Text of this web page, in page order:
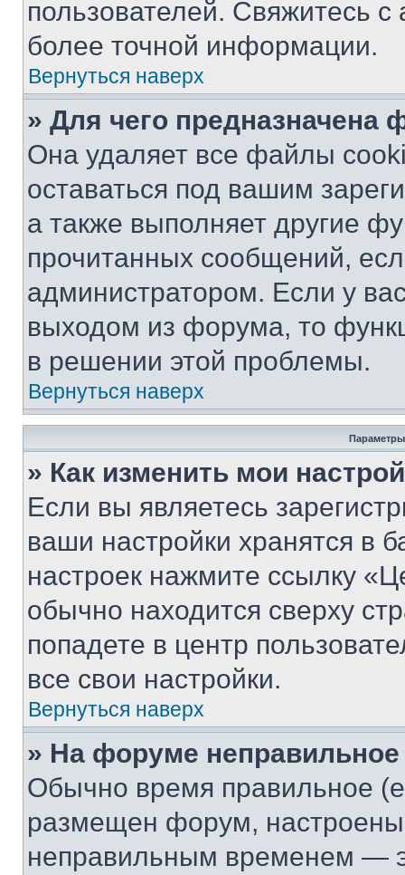
пользователей. Свяжитесь
более точной информации.
Вернуться наверх
» Для чего предназначена
Она удаляет все файлы
оставаться под вашим
а также выполняет другие
прочитанных сообщений,
администратором. Если у
выходом из форума, то
в решении этой проблемы.
Вернуться наверх
Параметры
» Как изменить мои
Если вы являетесь
ваши настройки хранятся в
настроек нажмите ссылку
обычно находится сверху
попадете в центр
все свои настройки.
Вернуться наверх
» На форуме
Обычно время правильное
размещен форум, настроены
неправильным временем —